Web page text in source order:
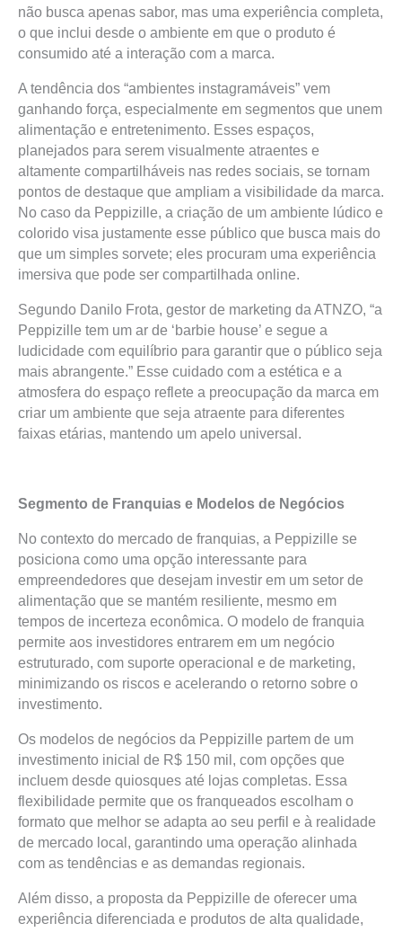
não busca apenas sabor, mas uma experiência completa,
o que inclui desde o ambiente em que o produto é
consumido até a interação com a marca.
A tendência dos “ambientes instagramáveis” vem
ganhando força, especialmente em segmentos que unem
alimentação e entretenimento. Esses espaços,
planejados para serem visualmente atraentes e
altamente compartilháveis nas redes sociais, se tornam
pontos de destaque que ampliam a visibilidade da marca.
No caso da Peppizille, a criação de um ambiente lúdico e
colorido visa justamente esse público que busca mais do
que um simples sorvete; eles procuram uma experiência
imersiva que pode ser compartilhada online.
Segundo Danilo Frota, gestor de marketing da ATNZO, “a
Peppizille tem um ar de ‘barbie house’ e segue a
ludicidade com equilíbrio para garantir que o público seja
mais abrangente.” Esse cuidado com a estética e a
atmosfera do espaço reflete a preocupação da marca em
criar um ambiente que seja atraente para diferentes
faixas etárias, mantendo um apelo universal.
Segmento de Franquias e Modelos de Negócios
No contexto do mercado de franquias, a Peppizille se
posiciona como uma opção interessante para
empreendedores que desejam investir em um setor de
alimentação que se mantém resiliente, mesmo em
tempos de incerteza econômica. O modelo de franquia
permite aos investidores entrarem em um negócio
estruturado, com suporte operacional e de marketing,
minimizando os riscos e acelerando o retorno sobre o
investimento.
Os modelos de negócios da Peppizille partem de um
investimento inicial de R$ 150 mil, com opções que
incluem desde quiosques até lojas completas. Essa
flexibilidade permite que os franqueados escolham o
formato que melhor se adapta ao seu perfil e à realidade
de mercado local, garantindo uma operação alinhada
com as tendências e as demandas regionais.
Além disso, a proposta da Peppizille de oferecer uma
experiência diferenciada e produtos de alta qualidade,